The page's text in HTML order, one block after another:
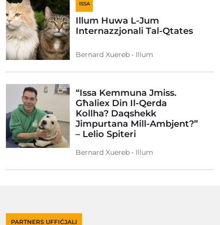
ISSA
Illum Huwa L-Jum
Internazzjonali Tal-Qtates
Bernard Xuereb • Illum
“Issa Kemmuna Jmiss.
Għaliex Din Il-Qerda
Kollha? Daqshekk
Jimpurtana Mill-Ambjent?”
– Lelio Spiteri
Bernard Xuereb • Illum
PARTNERS UFFIĊJALI